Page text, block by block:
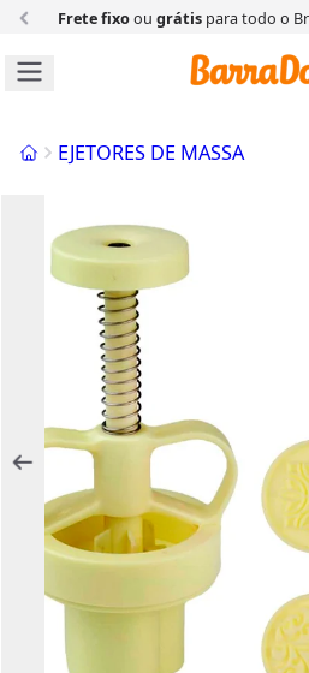
Frete fixoou grátispara todo o
InícioEJETORES DE MASSA